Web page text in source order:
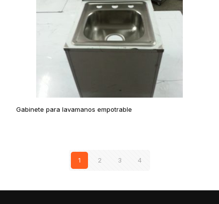
Gabinete para lavamanos empotrable
1 2 3 4